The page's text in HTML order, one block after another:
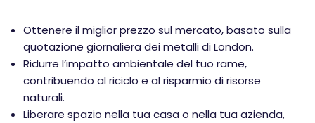
Ottenere il miglior prezzo sul mercato, basato sulla
quotazione giornaliera dei metalli di London.
Ridurre l’impatto ambientale del tuo rame,
contribuendo al riciclo e al risparmio di risorse
naturali.
Liberare spazio nella tua casa o nella tua azienda,